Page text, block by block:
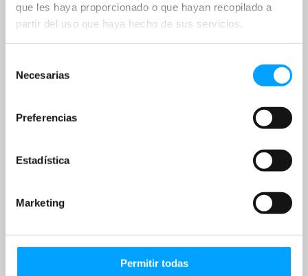
que les haya proporcionado o que hayan recopilado a
partir del uso que haya hecho de sus servicios.
Necesarias
Preferencias
Estadística
Marketing
Permitir todas